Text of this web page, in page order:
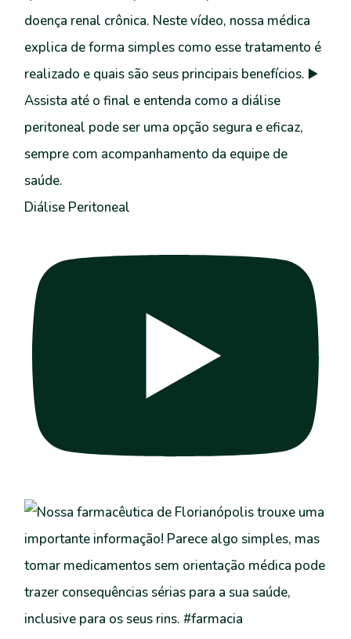
Diálise Peritoneal